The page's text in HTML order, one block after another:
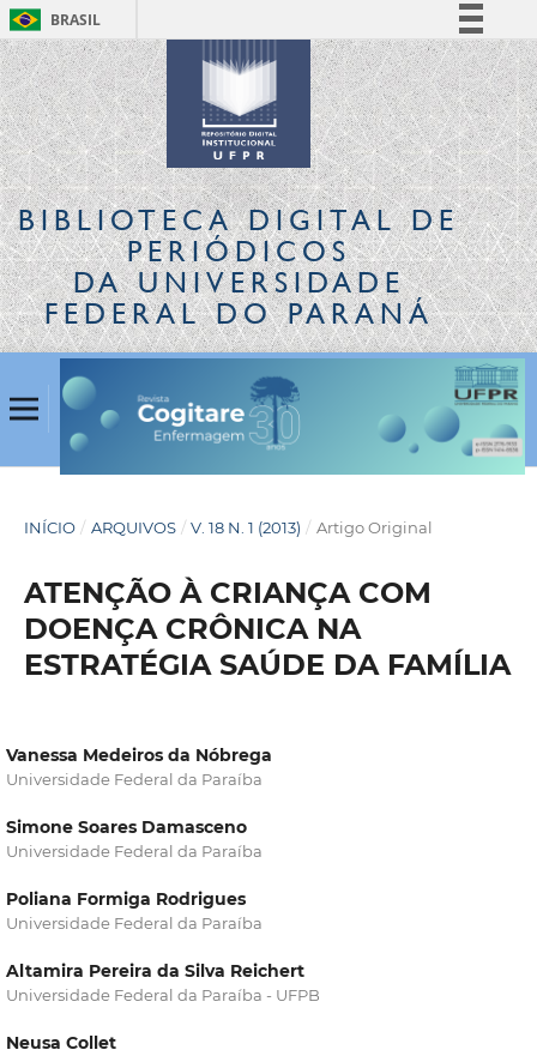
BRASIL
Simplifique!
Comunica BR
Participe
Acesso à informação
Legislação
Canais
BIBLIOTECA DIGITALDE
PERIÓDICOS
DA UNIVERSIDADE
FEDERAL DO PARANÁ
INÍCIO / ARQUIVOS / V. 18 N. 1 (2013) / Artigo Original
ATENÇÃO À CRIANÇA COM
DOENÇA CRÔNICA NA
ESTRATÉGIA SAÚDE DA FAMÍLIA
Vanessa Medeiros da Nóbrega
Universidade Federal da Paraíba
Simone Soares Damasceno
Universidade Federal da Paraíba
Poliana Formiga Rodrigues
Universidade Federal da Paraíba
Altamira Pereira da Silva Reichert
Universidade Federal da Paraíba - UFPB
Neusa Collet